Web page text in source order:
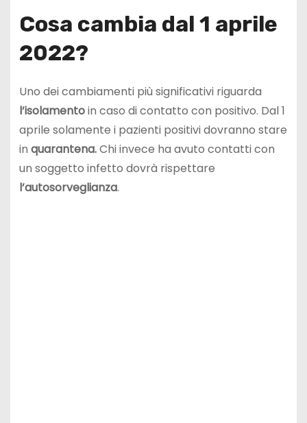
Cosa cambia dal 1 aprile
2022?
Uno dei cambiamenti più significativi riguarda
l’isolamentoin caso di contatto con positivo. Dal 1
aprile solamente i pazienti positivi dovranno stare
in quarantena.Chi invece ha avuto contatti con
un soggetto infetto dovrà rispettare
l’autosorveglianza.